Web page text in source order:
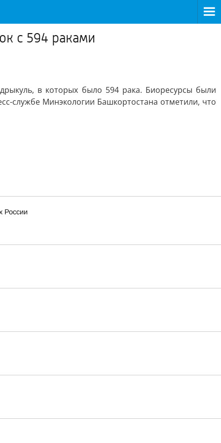
с 594 раками
в которых было 594 рака. Биоресурсы были
службе Минэкологии Башкортостана отметили, что
России